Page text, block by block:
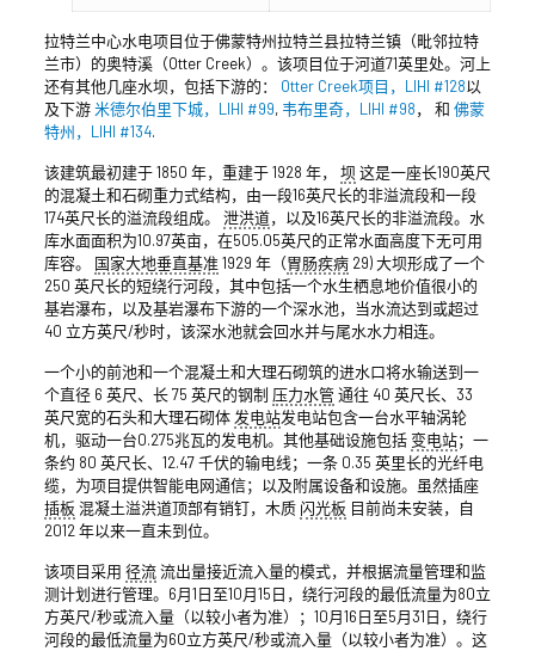
拉特兰中心水电项目位于佛蒙特州拉特兰县拉特兰镇（毗邻拉特
兰市）的奥特溪（Otter Creek）。该项目位于河道71英里处。河上
还有其他几座水坝，包括下游的： Otter Creek项目，LIHI #128以
及下游米德尔伯里下城，LIHI #99, 韦布里奇，LIHI #98， 和 佛蒙
特州，LIHI #134.
该建筑最初建于 1850 年，重建于 1928 年， 坝 这是一座长190英尺
的混凝土和石砌重力式结构，由一段16英尺长的非溢流段和一段
174英尺长的溢流段组成。 泄洪道，以及16英尺长的非溢流段。水
库水面面积为10.97英亩，在505.05英尺的正常水面高度下无可用
库容。 国家大地垂直基准1929 年（胃肠疾病29) 大坝形成了一个
250 英尺长的短绕行河段，其中包括一个水生栖息地价值很小的
基岩瀑布，以及基岩瀑布下游的一个深水池，当水流达到或超过
40 立方英尺/秒时，该深水池就会回水并与尾水水力相连。
一个小的前池和一个混凝土和大理石砌筑的进水口将水输送到一
个直径 6 英尺、长 75 英尺的钢制 压力水管通往 40 英尺长、33
英尺宽的石头和大理石砌体发电站发电站包含一台水平轴涡轮
机，驱动一台0.275兆瓦的发电机。其他基础设施包括 变电站；一
条约 80 英尺长、12.47 千伏的输电线；一条 0.35 英里长的光纤电
缆，为项目提供智能电网通信；以及附属设备和设施。虽然插座
插板 混凝土溢洪道顶部有销钉，木质 闪光板 目前尚未安装，自
2012 年以来一直未到位。
该项目采用 径流流出量接近流入量的模式，并根据流量管理和监
测计划进行管理。6月1日至10月15日，绕行河段的最低流量为80立
方英尺/秒或流入量（以较小者为准）；10月16日至5月31日，绕行
河段的最低流量为60立方英尺/秒或流入量（以较小者为准）。这